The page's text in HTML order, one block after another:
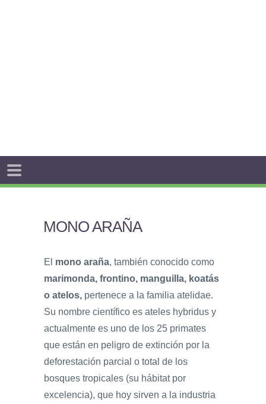
MONO ARAÑA
El mono araña, también conocido como
marimonda, frontino, manguilla, koatás
o atelos, pertenece a la familia atelidae.
Su nombre científico es ateles hybridus y
actualmente es uno de los 25 primates
que están en peligro de extinción por la
deforestación parcial o total de los
bosques tropicales (su hábitat por
excelencia), que hoy sirven a la industria